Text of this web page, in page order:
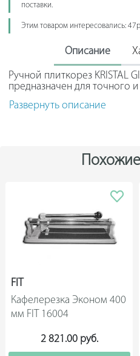
поставки.
Этим товаром интересовались:
Описание
Ручной плиткорез KRISTAL
предназначен для точного
плитки толщиной 3 - 23 мм,
повреждений и коррозии.
замеров, и под углом 45
точности выполняемых работ.
Дополнительными опциями
комплект ножек,
лазерный визир
Развернуть описание
FIT
Кафелерезка Эконом 400
2 821.00 руб.